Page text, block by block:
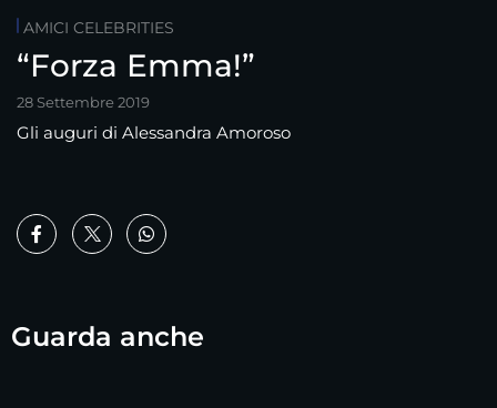
AMICI CELEBRITIES
“Forza Emma!”
28 Settembre 2019
Gli auguri di Alessandra Amoroso
Guarda anche